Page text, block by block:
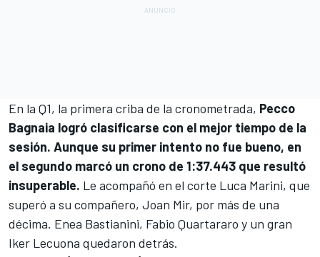
En la Q1, la primera criba de la cronometrada, Pecco
Bagnaia logró clasificarse con el mejor tiempo de la
sesión. Aunque su primer intento no fue bueno, en
el segundo marcó un crono de 1:37.443 que resultó
insuperable. Le acompañó en el corte Luca Marini, que
superó a su compañero, Joan Mir, por más de una
décima. Enea Bastianini, Fabio Quartararo y un gran
Iker Lecuona quedaron detrás.